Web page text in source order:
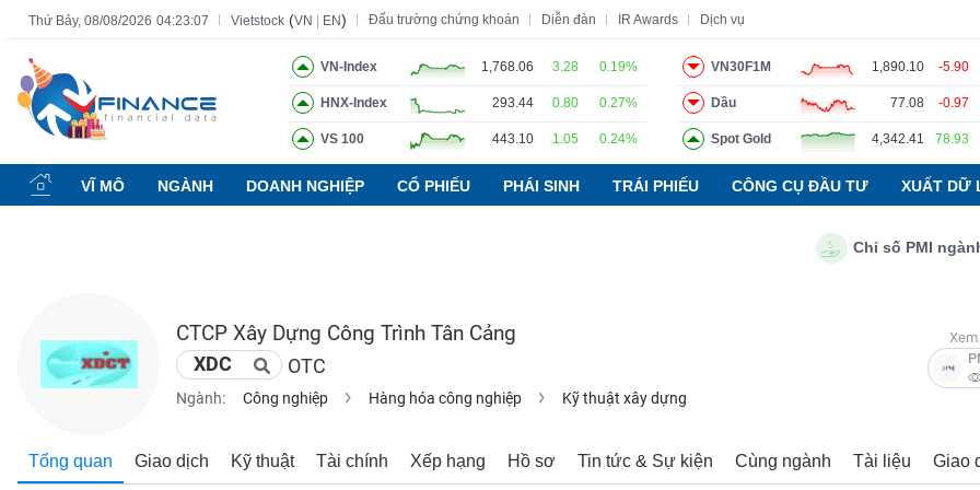
Thứ Bảy, 08/08/2026 04:23:08 Vietstock (VN EN) Đấu trường chứng khoán Diễn đàn IR Awards Dịch vụ
VN-Index 1,768.06 3.28 0.19%
HNX-Index 293.44 0.80 0.27%
VS 100 443.10 1.05 0.24%
VN30F1M 1,890.10 -5.90
Dầu 77.08 -0.97
Spot Gold 4,342.41 78.93
VĨ MÔ NGÀNH DOANH NGHIỆP CỔ PHIẾU PHÁI SINH TRÁI PHIẾU CÔNG CỤ ĐẦU TƯ XUẤT DỮ
Chỉ số PMI ngành
CTCP Xây Dựng Công Trình Tân Cảng
XDC OTC
Ngành: Công nghiệp Hàng hóa công nghiệp Kỹ thuật xây dựng
Tổng quan Giao dịch Kỹ thuật Tài chính Xếp hạng Hồ sơ Tin tức & Sự kiện Cùng ngành Tài liệu Giao
Tất cả Tính năng Ngành Mã chứng khoán Lãnh đạo Báo cáo phân tích Thuật ngữ
Tính
năng
(-)
CHỨNG
KHOÁN
NGHIỆP